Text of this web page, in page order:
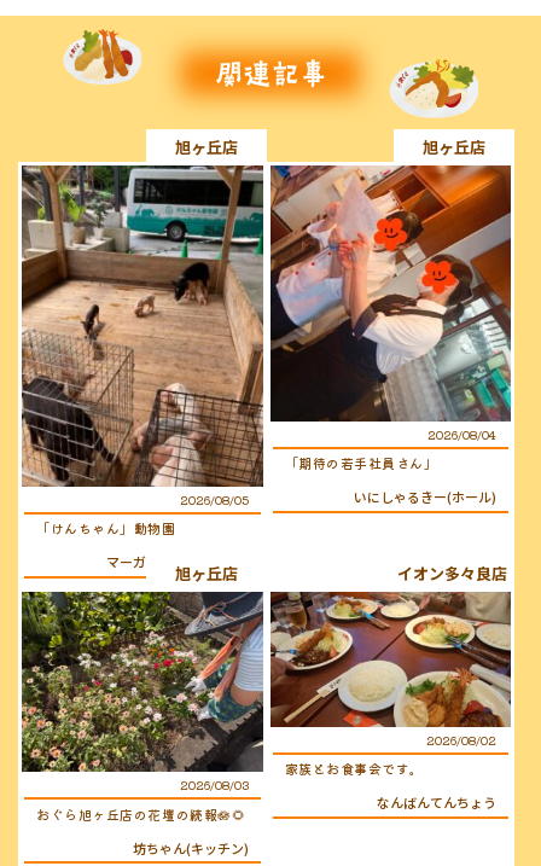
旭ヶ丘店
2026/08/05
「けんちゃん」動物園
マーガレット(キッチン)
旭ヶ丘店
2026/08/04
「期待の若手社員さん」
いにしゃるきー(ホール)
旭ヶ丘店
2026/08/03
おぐら旭ヶ丘店の花壇の続報🪷🌻
坊ちゃん(キッチン)
イオン多々良店
2026/08/02
家族とお食事会です。
なんばんてんちょう